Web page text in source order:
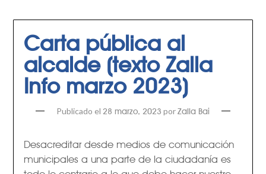
Carta pública al
alcalde (texto Zalla
Info marzo 2023)
Publicado el 28 marzo, 2023 por Zalla Bai
Desacreditar desde medios de comunicación
municipales a una parte de la ciudadanía es
todo lo contrario a lo que debe hacer nuestro